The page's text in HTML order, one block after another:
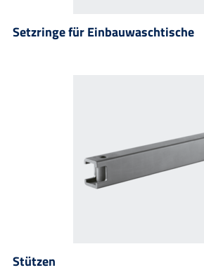
Setzringe für Einbauwaschtische
Stützen